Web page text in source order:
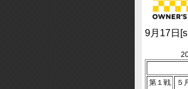
9月17日
第１戦
５